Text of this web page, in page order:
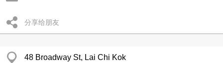
分享给朋友
48 Broadway St, Lai Chi Kok